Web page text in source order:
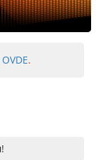
OVDE.
!